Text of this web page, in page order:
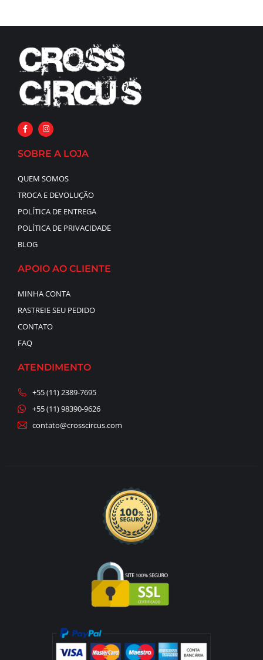
SOBRE A LOJA
QUEM SOMOS
TROCA E DEVOLUÇÃO
POLÍTICA DE ENTREGA
POLÍTICA DE PRIVACIDADE
BLOG
APOIO AO CLIENTE
MINHA CONTA
RASTREIE SEU PEDIDO
CONTATO
FAQ
ATENDIMENTO
+55 (11) 2389-7695
+55 (11) 98390-9626
contato@crosscircus.com